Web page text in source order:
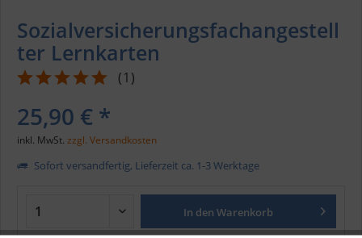
Sozialversicherungsfachangestell
ter Lernkarten
(1 )
25,90 € *
inkl. MwSt. zzgl. Versandkosten
Sofort versandfertig, Lieferzeit ca. 1-3 Werktage
In den Warenkorb